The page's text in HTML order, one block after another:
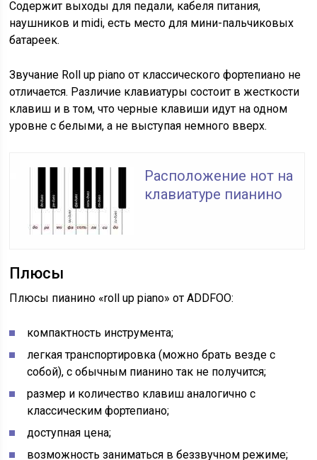
Содержит выходы для педали, кабеля питания,
наушников и midi, есть место для мини-пальчиковых
батареек.
Звучание Roll up piano от классического фортепиано не
отличается. Различие клавиатуры состоит в жесткости
клавиш и в том, что черные клавиши идут на одном
уровне с белыми, а не выступая немного вверх.
Расположение нот на
клавиатуре пианино
Плюсы
Плюсы пианино «roll up piano» от ADDFOO:
компактность инструмента;
легкая транспортировка (можно брать везде с
собой), с обычным пианино так не получится;
размер и количество клавиш аналогично с
классическим фортепиано;
доступная цена;
возможность заниматься в беззвучном режиме;